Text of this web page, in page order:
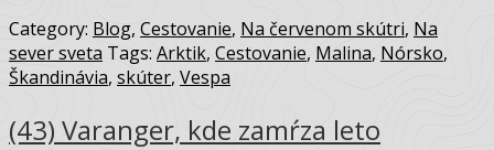
Category: Blog, Cestovanie, Na červenom skútri, Na
sever sveta Tags: Arktik, Cestovanie, Malina, Nórsko,
Škandinávia, skúter, Vespa
(43) Varanger, kde zamŕza leto